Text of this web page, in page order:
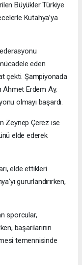
Büyükler Türkiye
Kütahya’ya
eden
çekti. Şampiyonada
Erdem Ay,
olmayı başardı.
Zeynep Çerez ise
elde ederek
elde ettikleri
gururlandırırken,
sporcular,
başarılarının
temennisinde